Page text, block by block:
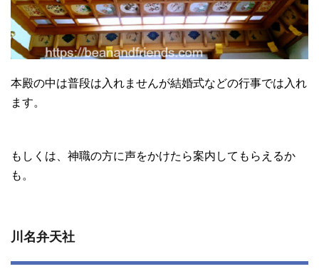
本殿の中は普段は入れませんが結婚式などの行事では入れ
ます。
もしくは、神職の方に声をかけたら案内してもらえるか
も。
川名弁天社